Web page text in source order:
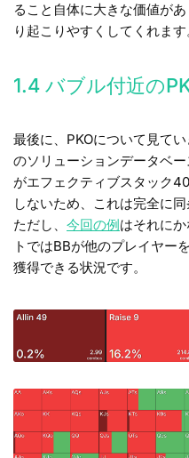
ること自体に大きな価値が
り起こりやすくしてくれます
1.4 バブル付近の
最後に、PKOについて見て
のソリューションデータベ
がエフェクティブスタック
しないため、これは完全に
ただし、 今回の例はそれに
トではBBが他のプレイヤー
獲得できる状況です。